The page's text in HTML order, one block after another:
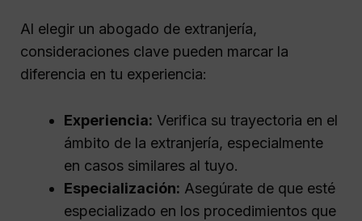
Al elegir un abogado de extranjería,
consideraciones clave pueden marcar la
diferencia en tu experiencia:
Experiencia: Verifica su trayectoria en el
ámbito de la extranjería, especialmente
en casos similares al tuyo.
Especialización: Asegúrate de que esté
especializado en los procedimientos que